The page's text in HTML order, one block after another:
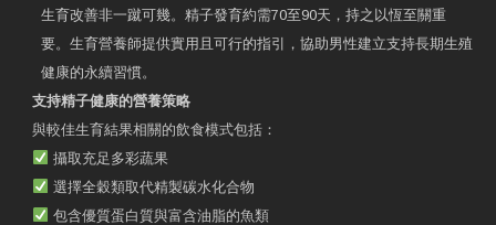
生育改善非一蹴可幾。精子發育約需70至90天，持之以恆至關重
要。生育營養師提供實用且可行的指引，協助男性建立支持長期生殖
健康的永續習慣。
支持精子健康的營養策略
與較佳生育結果相關的飲食模式包括：
攝取充足多彩蔬果
選擇全穀類取代精製碳水化合物
包含優質蛋白質與富含油脂的魚類